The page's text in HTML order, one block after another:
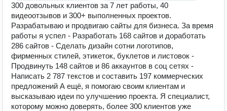
300 довольных клиентов за 7 лет работы, 40
видеоотзывов и 300+ выполненных проектов.
Разрабатываю и продвигаю сайты для бизнеса. За время
работы я успел - Разработать 168 сайтов и доработать
286 сайтов - Сделать дизайн сотни логотипов,
фирменных стилей, этикеток, буклетов и листовок -
Продвинуть 148 сайтов и 86 аккаунтов в соц сетях -
Написать 2 787 текстов и составить 197 коммерческих
предложений А ещё, я помогаю своим клиентам и
высказываю идеи по улучшению проекта. Я специалист,
которому можно доверять, более 300 клиентов уже